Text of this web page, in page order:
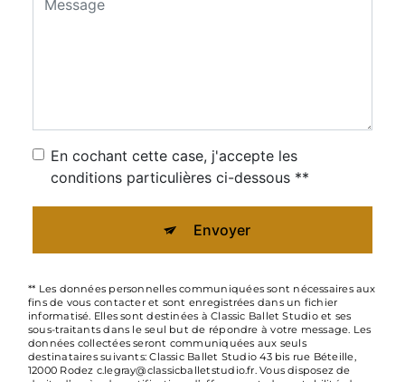
En cochant cette case, j'accepte les
conditions particulières ci-dessous **
Envoyer
** Les données personnelles communiquées sont nécessaires aux
fins de vous contacter et sont enregistrées dans un fichier
informatisé. Elles sont destinées à Classic Ballet Studio et ses
sous-traitants dans le seul but de répondre à votre message. Les
données collectées seront communiquées aux seuls
destinataires suivants: Classic Ballet Studio 43 bis rue Béteille,
12000 Rodez c.legray@classicballetstudio.fr. Vous disposez de